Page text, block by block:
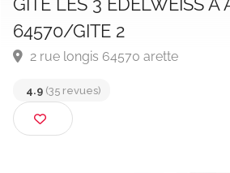
GITE LES 3 EDELWEISS
64570/GITE 2
4.9 (35 revues)